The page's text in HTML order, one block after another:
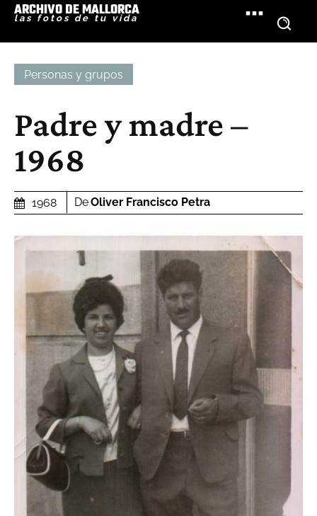
ARCHIVO DE MALLORCA
las fotos de tu vida
Personas y grupos
Padre y madre –
1968
1968 DeOliver Francisco Petra